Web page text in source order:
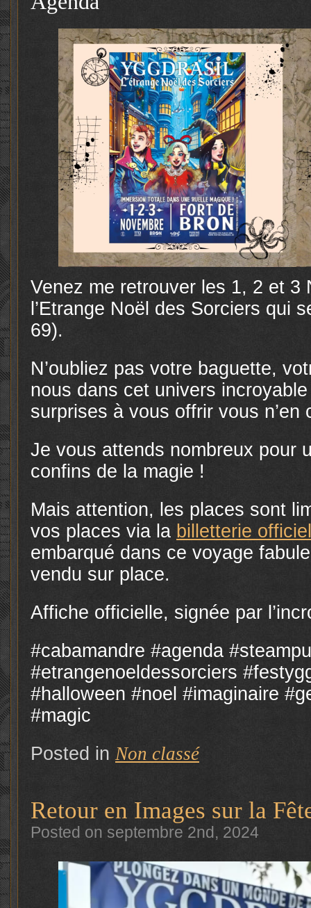
Venez me retrouver les 1, 2 et 3
l’Etrange Noël des Sorciers qui
69).
N’oubliez pas votre baguette,
nous dans cet univers
surprises à vous offrir vous
Je vous attends nombreux pour
confins de la magie !
Mais attention, les places sont
vos places via la billetterie
embarqué dans ce voyage
vendu sur place.
Affiche officielle, signée par
#cabamandre #agenda
#etrangenoeldessorciers
#halloween #noel #imaginaire
#magic
Posted in Non classé
Retour en Images sur la
Posted on septembre 2nd, 2024